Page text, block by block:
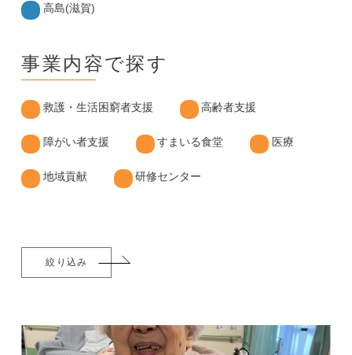
高島(滋賀)
事業内容で探す
救護・生活困窮者支援 高齢者支援
障がい者支援 すまいる食堂 医療
地域貢献 研修センター
絞り込み